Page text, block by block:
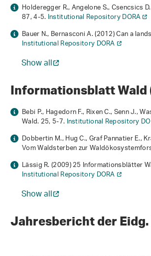
Holderegger R., Angelone S., Csencsics
87, 4-5. Institutional Repository DORA
Bauer N., Bernasconi A. (2012) Can a
Institutional Repository DORA
Show all
Informationsblatt Wald
Bebi P., Hagedorn F., Rixen C., Senn J.,
Wald.25, 5-7. Institutional Repository
Dobbertin M., Hug C., Graf Pannatier E.,
Vom Waldsterben zur
Lässig R. (2009) 25 Informationsblätter
Institutional Repository DORA
Show all
Jahresbericht der Eidg.